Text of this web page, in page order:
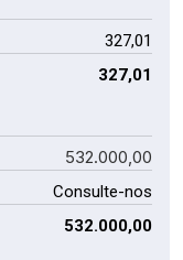
327,01
327,01
532.000,00
Consulte-nos
532.000,00